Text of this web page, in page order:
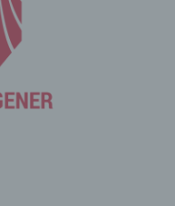
abgelegten Cookie
ist das Cookie
Der Online-Shop
von Cookies